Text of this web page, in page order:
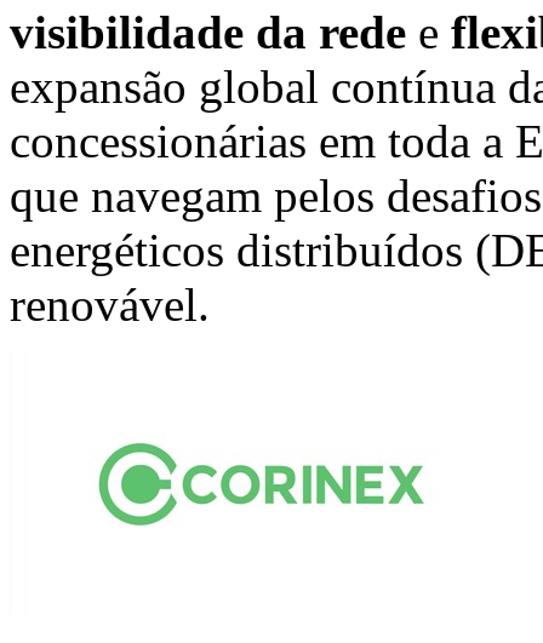
visibilidade da rede e
expansão global contínua
concessionárias em toda a
que navegam pelos
energéticos distribuídos
renovável.